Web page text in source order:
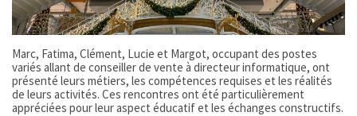
Marc, Fatima, Clément, Lucie et Margot, occupant des postes
variés allant de conseiller de vente à directeur informatique, ont
présenté leurs métiers, les compétences requises et les réalités
de leurs activités. Ces rencontres ont été particulièrement
appréciées pour leur aspect éducatif et les échanges constructifs.